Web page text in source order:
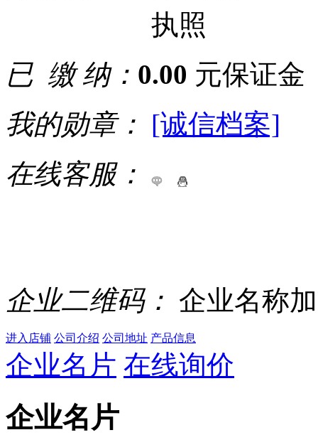
已 缴 纳： 0.00 元保证金
我的勋章： [诚信档案]
在线客服：
企业二维码： 企业名称
进入店铺 公司介绍 公司地址 产品信息
企业名片 在线询价
企业名片